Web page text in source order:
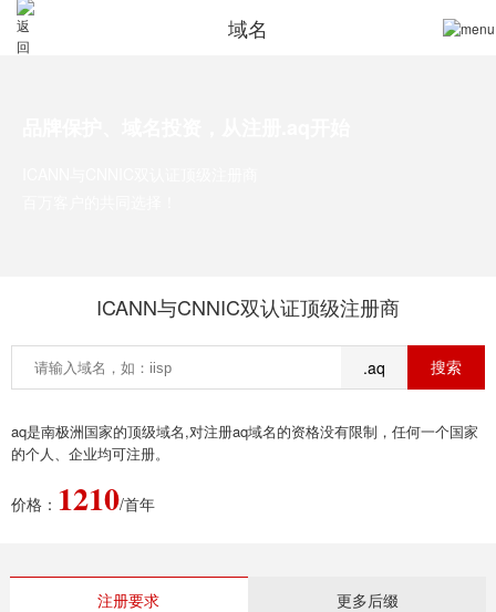
域名
ICANN与CNNIC双认证顶级注册商
.aq
aq是南极洲国家的顶级域名,对注册aq域名的资格没有限制，任何一个国家
的个人、企业均可注册。
价格： 1210/首年
注册要求 更多后缀